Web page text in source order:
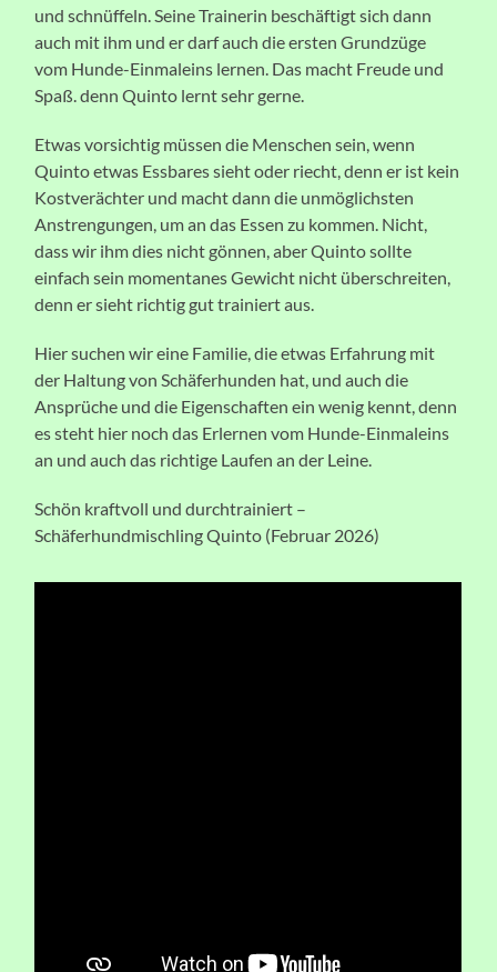
und schnüffeln. Seine Trainerin beschäftigt sich dann
auch mit ihm und er darf auch die ersten Grundzüge
vom Hunde-Einmaleins lernen. Das macht Freude und
Spaß. denn Quinto lernt sehr gerne.
Etwas vorsichtig müssen die Menschen sein, wenn
Quinto etwas Essbares sieht oder riecht, denn er ist kein
Kostverächter und macht dann die unmöglichsten
Anstrengungen, um an das Essen zu kommen. Nicht,
dass wir ihm dies nicht gönnen, aber Quinto sollte
einfach sein momentanes Gewicht nicht überschreiten,
denn er sieht richtig gut trainiert aus.
Hier suchen wir eine Familie, die etwas Erfahrung mit
der Haltung von Schäferhunden hat, und auch die
Ansprüche und die Eigenschaften ein wenig kennt, denn
es steht hier noch das Erlernen vom Hunde-Einmaleins
an und auch das richtige Laufen an der Leine.
Schön kraftvoll und durchtrainiert –
Schäferhundmischling Quinto (Februar 2026)